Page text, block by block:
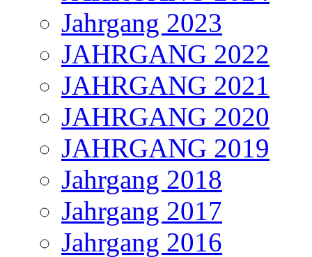
Jahrgang 2023
JAHRGANG 2022
JAHRGANG 2021
JAHRGANG 2020
JAHRGANG 2019
Jahrgang 2018
Jahrgang 2017
Jahrgang 2016